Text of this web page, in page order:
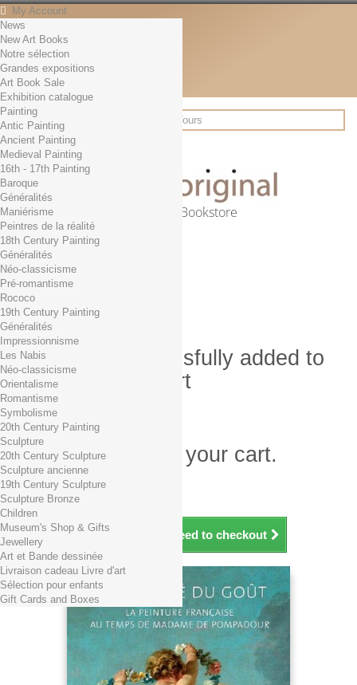
My Account
Contact
English
English
Français
News
Search
Online Art Bookstore
Cart (empty)
No products
Free shipping!
0,00 € Total
Check out
Product successfully added to
your shopping cart
Quantity
Total
There is 1 item in your cart.
Total products (tax incl.)
Total shipping TTC
Total (tax incl.)
Continue shopping Proceed to checkout
News
New Art Books
Notre sélection
Grandes expositions
Art Book Sale
Exhibition catalogue
Painting
Antic Painting
Ancient Painting
Medieval Painting
16th - 17th Painting
Baroque
Généralités
Maniérisme
Peintres de la réalité
18th Century Painting
Généralités
Néo-classicisme
Pré-romantisme
Rococo
19th Century Painting
Généralités
Impressionnisme
Les Nabis
Néo-classicisme
Orientalisme
Romantisme
Symbolisme
20th Century Painting
Sculpture
20th Century Sculpture
Sculpture ancienne
19th Century Sculpture
Sculpture Bronze
Children
Museum's Shop & Gifts
Jewellery
Art et Bande dessinée
Livraison cadeau Livre d'art
Sélection pour enfants
Gift Cards and Boxes